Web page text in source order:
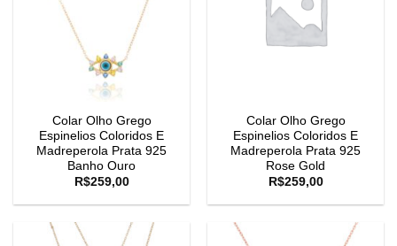
Colar Olho Grego
Espinelios Coloridos E
Madreperola Prata 925
Banho Ouro
R$259,00
Colar Olho Grego
Espinelios Coloridos E
Madreperola Prata 925
Rose Gold
R$259,00